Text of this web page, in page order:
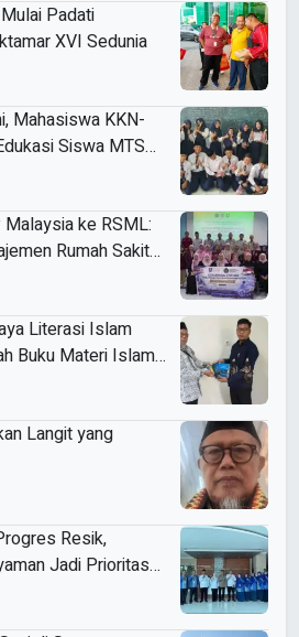
Padati
XVI Sedunia
Mahasiswa KKN-
Siswa MTS
Malaysia ke RSML:
Rumah Sakit
Literasi Islam
Buku Materi Islam
Langit yang
Resik,
Jadi Prioritas